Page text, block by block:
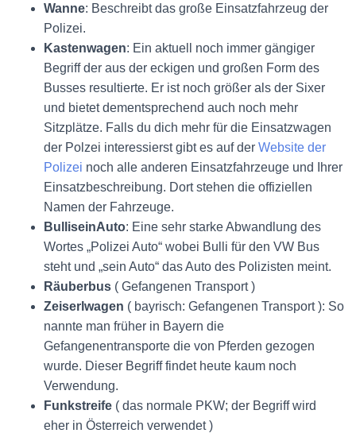
Wanne: Beschreibt das große Einsatzfahrzeug der
Polizei.
Kastenwagen: Ein aktuell noch immer gängiger
Begriff der aus der eckigen und großen Form des
Busses resultierte. Er ist noch größer als der Sixer
und bietet dementsprechend auch noch mehr
Sitzplätze. Falls du dich mehr für die Einsatzwagen
der Polzei interessierst gibt es auf der Website der
Polizei noch alle anderen Einsatzfahrzeuge und Ihrer
Einsatzbeschreibung. Dort stehen die offiziellen
Namen der Fahrzeuge.
BulliseinAuto: Eine sehr starke Abwandlung des
Wortes „Polizei Auto“ wobei Bulli für den VW Bus
steht und „sein Auto“ das Auto des Polizisten meint.
Räuberbus ( Gefangenen Transport )
Zeiserlwagen ( bayrisch: Gefangenen Transport ): So
nannte man früher in Bayern die
Gefangenentransporte die von Pferden gezogen
wurde. Dieser Begriff findet heute kaum noch
Verwendung.
Funkstreife ( das normale PKW; der Begriff wird
eher in Österreich verwendet )